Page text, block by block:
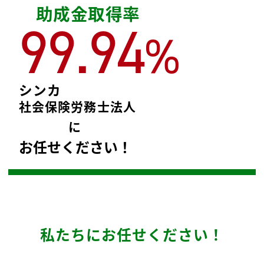
助成金取得率
99.94%
シンカ
社会保険労務士法人
に
お任せください！
私たちにお任せください！